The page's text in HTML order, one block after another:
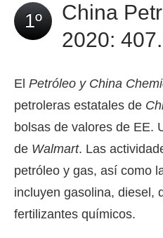
1º
China
2020:
El Petróleo y China
petroleras estatales de
bolsas de valores de EE.
de Walmart. Las
petróleo y gas, así como
incluyen gasolina, diesel,
fertilizantes químicos.